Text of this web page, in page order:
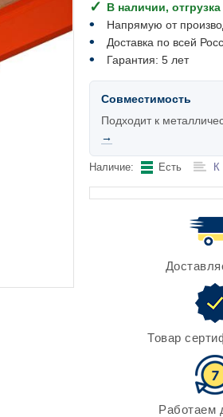
В наличии,
Напрямую от
Доставка по всей
Гарантия: 5 лет
Совместимость
Подходит к
→
Наличие: Есть К
Товар
Работаем